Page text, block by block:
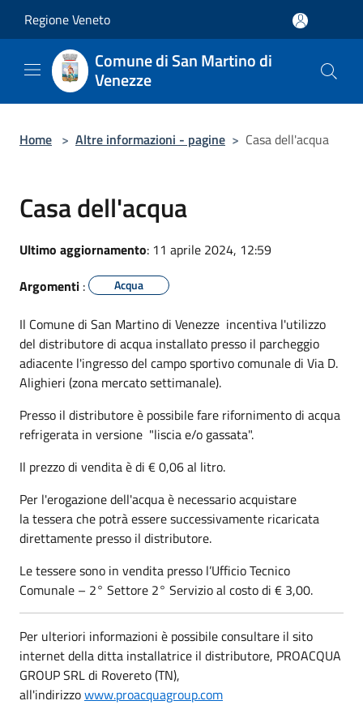
Regione Veneto
Comune di San Martino di
Venezze
Home > Altre informazioni - pagine > Casa dell'acqua
Casa dell'acqua
Ultimo aggiornamento: 11 aprile 2024, 12:59
Argomenti : Acqua
Il Comune di San Martino di Venezze incentiva l'utilizzo
del distributore di acqua installato presso il parcheggio
adiacente l'ingresso del campo sportivo comunale di Via D.
Alighieri (zona mercato settimanale).
Presso il distributore è possibile fare rifornimento di acqua
refrigerata in versione "liscia e/o gassata".
Il prezzo di vendita è di € 0,06 al litro.
Per l'erogazione dell'acqua è necessario acquistare
la tessera che potrà essere successivamente ricaricata
direttamente presso il distributore.
Le tessere sono in vendita presso l’Ufficio Tecnico
Comunale – 2° Settore 2° Servizio al costo di € 3,00.
Per ulteriori informazioni è possibile consultare il sito
internet della ditta installatrice il distributore, PROACQUA
GROUP SRL di Rovereto (TN),
all'indirizzowww.proacquagroup.com